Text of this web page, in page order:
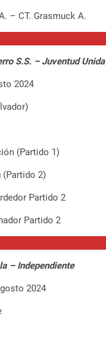
– CT. Grasmuck A.
S.S. – Juventud Unida
2024
(Partido 1)
(Partido 2)
Partido 2
Partido 2
– Independiente
2024